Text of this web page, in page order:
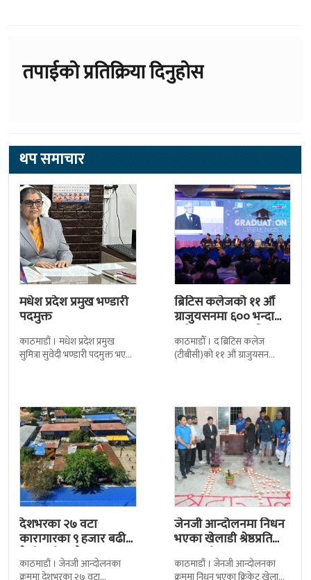
तपाईको प्रतिक्रिया दिनुहोस
थप समाचार
मधेश प्रदेश प्रमुख भण्डारी
पदमुक्त
काठमाडौं । मधेश प्रदेश प्रमुख
सुमित्रा सुवेदी भण्डारी पदमुक्त भएकी
ब्रिटिस कलेजको ११ औँ
ग्राजुयसनमा ६०० भन्दा
बढी ग्राजुयट सम्मानित
काठमाडौँ । द ब्रिटिस कलेज
(टीबीसी)को ११ औं ग्राजुयसन
देशभरका २७ वटा
कारागारका ९ हजार बढी
कैदीबन्दी अझै फरार
काठमाडौं । जेनजी आन्दोलनका
जेनजी आन्दोलनमा निधन
भएका खेलाडी श्रेष्ठप्रति
श्रद्धाञ्जली
काठमाडौं । जेनजी आन्दोलनका